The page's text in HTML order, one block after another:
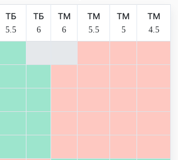
ТБ
5.5
ТБ
6
ТМ
6
ТМ
5.5
ТМ
5
ТМ
4.5